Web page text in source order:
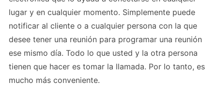
lugar y en cualquier momento. Simplemente puede
notificar al cliente o a cualquier persona con la que
desee tener una reunión para programar una reunión
ese mismo día. Todo lo que usted y la otra persona
tienen que hacer es tomar la llamada. Por lo tanto, es
mucho más conveniente.